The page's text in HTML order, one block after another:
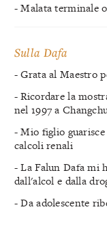
- Malata terminale
Sulla Dafa
- Grata al Maestro
- Ricordare la
nel 1997 a
- Mio figlio
calcoli renali
- La Falun Dafa mi
dall'alcol e dalla
- Da adolescente